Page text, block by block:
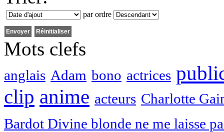
par ordre
Mots clefs
anglais Adam bono actrices
clip anime acteurs Charlotte
Bardot Divine blonde ne me laisse